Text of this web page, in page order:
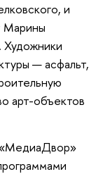
и
Марины
Художники
— асфальт,
арт-объектов
«МедиаДвор»